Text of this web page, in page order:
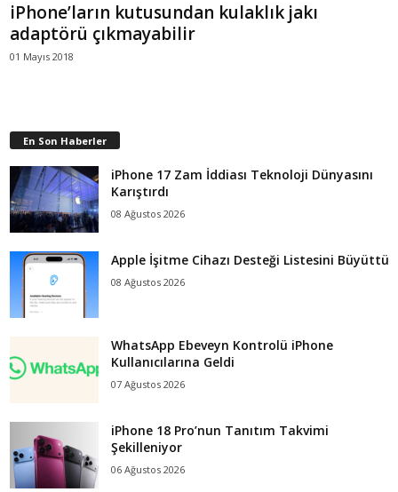
iPhone’ların kutusundan kulaklık jakı
adaptörü çıkmayabilir
01 Mayıs 2018
En Son Haberler
iPhone 17 Zam İddiası Teknoloji Dünyasını
Karıştırdı
08 Ağustos 2026
Apple İşitme Cihazı Desteği Listesini Büyüttü
08 Ağustos 2026
WhatsApp Ebeveyn Kontrolü iPhone
Kullanıcılarına Geldi
07 Ağustos 2026
iPhone 18 Pro’nun Tanıtım Takvimi
Şekilleniyor
06 Ağustos 2026